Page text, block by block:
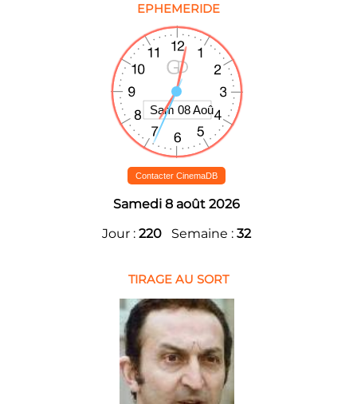
EPHEMERIDE
Contacter CinemaDB
Samedi 8 août 2026
Jour : 220 Semaine : 32
TIRAGE AU SORT